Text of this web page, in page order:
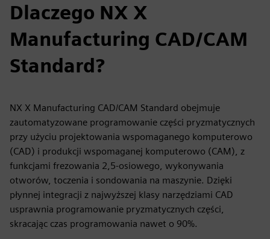
Dlaczego NX X
Manufacturing CAD/CAM
Standard?
NX X Manufacturing CAD/CAM Standard obejmuje
zautomatyzowane programowanie części pryzmatycznych
przy użyciu projektowania wspomaganego komputerowo
(CAD) i produkcji wspomaganej komputerowo (CAM), z
funkcjami frezowania 2,5-osiowego, wykonywania
otworów, toczenia i sondowania na maszynie. Dzięki
płynnej integracji z najwyższej klasy narzędziami CAD
usprawnia programowanie pryzmatycznych części,
skracając czas programowania nawet o 90%.